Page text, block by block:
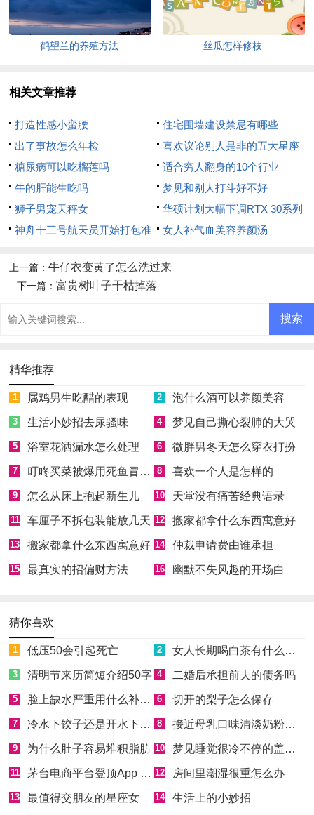
鹤望兰的养殖方法 丝瓜怎样修枝
相关文章推荐
打造性感小蛮腰
住宅围墙建设禁忌有哪些
出了事故怎么年检
喜欢议论别人是非的五大星座
糖尿病可以吃榴莲吗
适合穷人翻身的10个行业
牛的肝能生吃吗
梦见和别人打斗好不好
狮子男宠天秤女
华硕计划大幅下调RTX 30系列
显卡价格
神舟十三号航天员开始打包准
女人补气血美容养颜汤
上一篇：牛仔衣变黄了怎么洗过来
下一篇： 富贵树叶子干枯掉落
精华推荐
1 属鸡男生吃醋的表现 2 泡什么酒可以养颜美容
3 生活小妙招去尿骚味 4 梦见自己撕心裂肺的大哭
5 浴室花洒漏水怎么处理 6 微胖男冬天怎么穿衣打扮
7 叮咚买菜被爆用死鱼冒充活鱼被约谈 8 喜欢一个人是怎样的
9 怎么从床上抱起新生儿 10 天堂没有痛苦经典语录
11 车厘子不拆包装能放几天 12 搬家都拿什么东西寓意好
13 搬家都拿什么东西寓意好 14 仲裁申请费由谁承担
15 最真实的招偏财方法 16 幽默不失风趣的开场白
猜你喜欢
1 低压50会引起死亡 2 女人长期喝白茶有什么好处
3 清明节来历简短介绍50字 4 二婚后承担前夫的债务吗
5 脸上缺水严重用什么补水效果好 6 切开的梨子怎么保存
7 冷水下饺子还是开水下饺子 8 接近母乳口味清淡奶粉排名
9 为什么肚子容易堆积脂肪 10 梦见睡觉很冷不停的盖被子
11 茅台电商平台登顶App Store免费榜 12 房间里潮湿很重怎么办
13 最值得交朋友的星座女 14 生活上的小妙招